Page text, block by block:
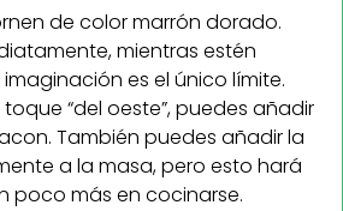
de color marrón dorado.
mientras estén
es el único límite.
“del oeste”, puedes añadir
También puedes añadir la
a la masa, pero esto hará
poco más en cocinarse.